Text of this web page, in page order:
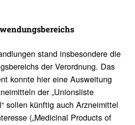
stand insbesondere die
der Verordnung. Das
konnte hier eine Ausweitung
der „Unionsliste
sollen künftig auch Arzneimittel
(„Medicinal Products of